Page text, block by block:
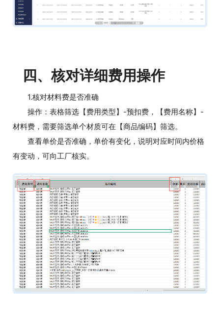
四、核对详细费用操作
1.核对材料费是否准确
操作：表格筛选【费用类型】-预扣费，【费用名称】-
材料费，需要筛选单个材质可在【商品编码】筛选。
查看单价是否准确，单价有变化，说明对应时间内价格
有变动，可向工厂核实。